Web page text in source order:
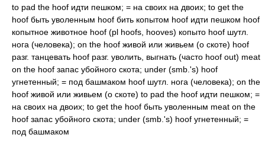
to pad the hoof идти пешком; = на своих на двоих; to get the
hoof быть уволенным hoof бить копытом hoof идти пешком hoof
копытное животное hoof (pl hoofs, hooves) копыто hoof шутл.
нога (человека); on the hoof живой или живьем (о скоте) hoof
разг. танцевать hoof разг. уволить, выгнать (часто hoof out) meat
on the hoof запас убойного скота; under (smb.'s) hoof
угнетенный; = под башмаком hoof шутл. нога (человека); on the
hoof живой или живьем (о скоте) to pad the hoof идти пешком; =
на своих на двоих; to get the hoof быть уволенным meat on the
hoof запас убойного скота; under (smb.'s) hoof угнетенный; =
под башмаком